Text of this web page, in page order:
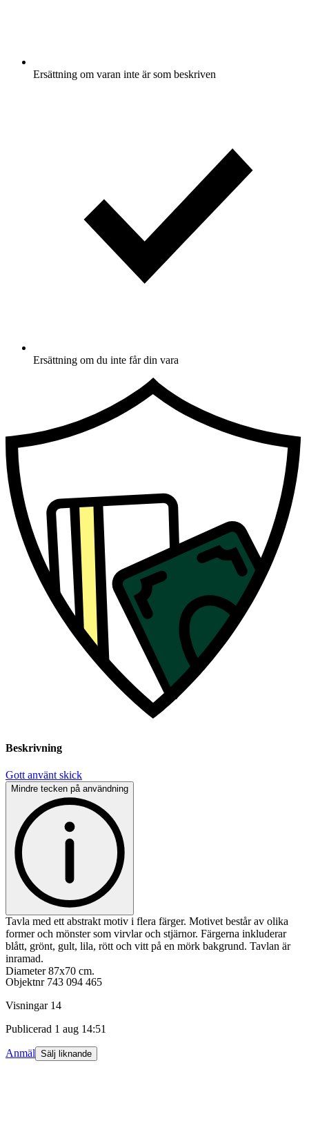
Ersättning om varan inte är som beskriven
Ersättning om du inte får din vara
Beskrivning
Gott använt skick
Mindre tecken på användning
Tavla med ett abstrakt motiv i flera färger. Motivet består av olika
former och mönster som virvlar och stjärnor. Färgerna inkluderar
blått, grönt, gult, lila, rött och vitt på en mörk bakgrund. Tavlan är
inramad.
Diameter 87x70 cm.
Objektnr 743 094 465
Visningar 14
Publicerad 1 aug 14:51
Anmäl Sälj liknande